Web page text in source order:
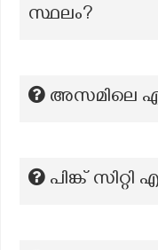
സ്ഥലം?
അസമിലെ
പിങ്ക്